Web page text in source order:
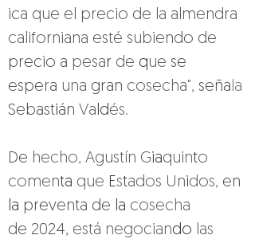
ica que el precio de la almendra
californiana esté subiendo de
precio a pesar de que se
espera una gran cosecha", señala
Sebastián Valdés.
De hecho, Agustín Giaquinto
comenta que Estados Unidos, en
la preventa de la cosecha
de 2024, está negociando las